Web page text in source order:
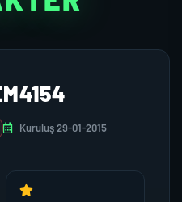
Kuruluş 29-01-2015